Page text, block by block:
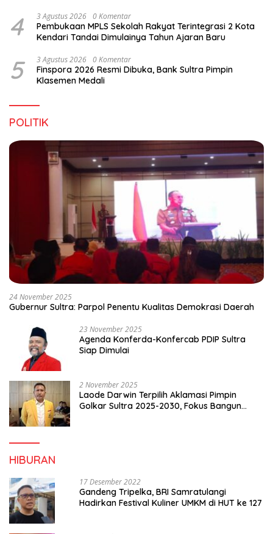
4 3 Agustus 2026 0 Komentar
Pembukaan MPLS Sekolah Rakyat Terintegrasi 2 Kota
Kendari Tandai Dimulainya Tahun Ajaran Baru
5 3 Agustus 2026 0 Komentar
Finspora 2026 Resmi Dibuka, Bank Sultra Pimpin
Klasemen Medali
POLITIK
24 November 2025
Gubernur Sultra: Parpol Penentu Kualitas Demokrasi Daerah
23 November 2025
Agenda Konferda-Konfercab PDIP Sultra
Siap Dimulai
2 November 2025
Laode Darwin Terpilih Aklamasi Pimpin
Golkar Sultra 2025-2030, Fokus Bangun
HIBURAN
17 Desember 2022
Gandeng Tripelka, BRI Samratulangi
Hadirkan Festival Kuliner UMKM di HUT ke 127